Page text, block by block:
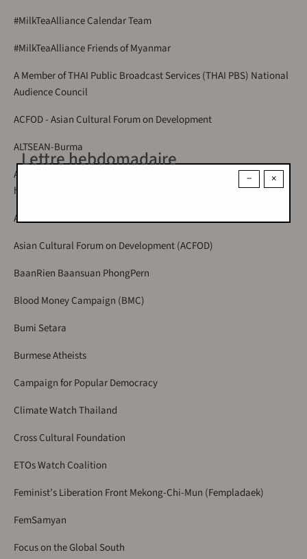
#MilkTeaAlliance Calendar Team
#MilkTeaAlliance Friends of Myanmar
A Member of THAI Public Broadcast Services (THAI PBS) National
Audience Council
ACFOD - Asian Cultural Forum on Development
ALTSEAN-Burma
Arokhayasala Esan Kitthen - Buriram Studies and Host
homeschool
ASEAN Youth Forum Secretariat
Asian Cultural Forum on Development (ACFOD)
BaanRien Baansuan PhongPern
Blood Money Campaign (BMC)
Bumi Setara
Burmese Atheists
Campaign for Popular Democracy
Climate Watch Thailand
Cross Cultural Foundation
ETOs Watch Coalition
Feminist’s Liberation Front Mekong-Chi-Mun (Fempladaek)
FemSamyan
Focus on the Global South
×
−
Lettre hebdomadaire